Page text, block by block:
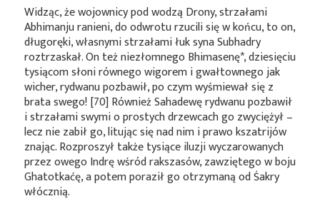
Widząc, że wojownicy pod wodzą Drony, strzałami
Abhimanju ranieni, do odwrotu rzucili się w końcu, to on,
długoręki, własnymi strzałami łuk syna Subhadry
roztrzaskał. On też niezłomnego Bhimasenę*, dziesięciu
tysiącom słoni równego wigorem i gwałtownego jak
wicher, rydwanu pozbawił, po czym wyśmiewał się z
brata swego! [70] Również Sahadewę rydwanu pozbawił
i strzałami swymi o prostych drzewcach go zwyciężył –
lecz nie zabił go, litując się nad nim i prawo kszatrijów
znając. Rozproszył także tysiące iluzji wyczarowanych
przez owego Indrę wśród rakszasów, zawziętego w boju
Ghatotkaćę, a potem poraził go otrzymaną od Śakry
włócznią.